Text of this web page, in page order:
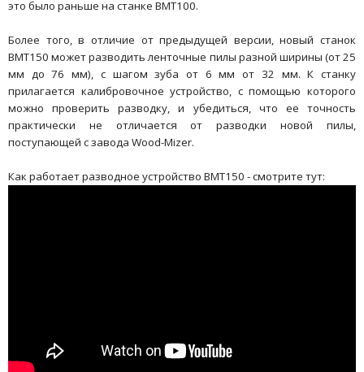
это было раньше на станке BMT100.
Более того, в отличие от предыдущей версии, новый станок
BMT150 может разводить ленточные пилы разной ширины (от 25
мм до 76 мм), с шагом зуба от 6 мм от 32 мм. К станку
прилагается калибровочное устройство, с помощью которого
можно проверить разводку, и убедиться, что ее точность
практически не отличается от разводки новой пилы,
поступающей с завода Wood-Mizer.
Как работает разводное устройство BMT150 - смотрите тут: